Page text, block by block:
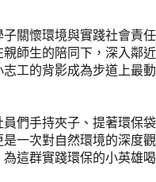
關懷環境與實踐社會責
師生的陪同下，深入鄰
工的背影成為步道上最動
們手持夾子、提著環保
一次對自然環境的深度
這群實踐環保的小英雄喝